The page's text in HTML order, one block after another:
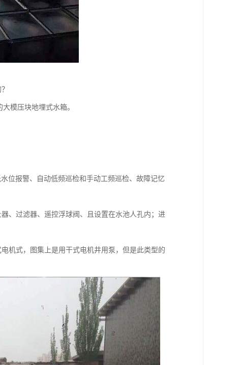
模压块地埋式水箱。
位报警、自动低频巡检和手动工频巡检、故障记忆
、过滤器、遥控浮球阀、且设置在水池人孔内；进
机式，图集上是用干式电机井用泵，但是此类型的